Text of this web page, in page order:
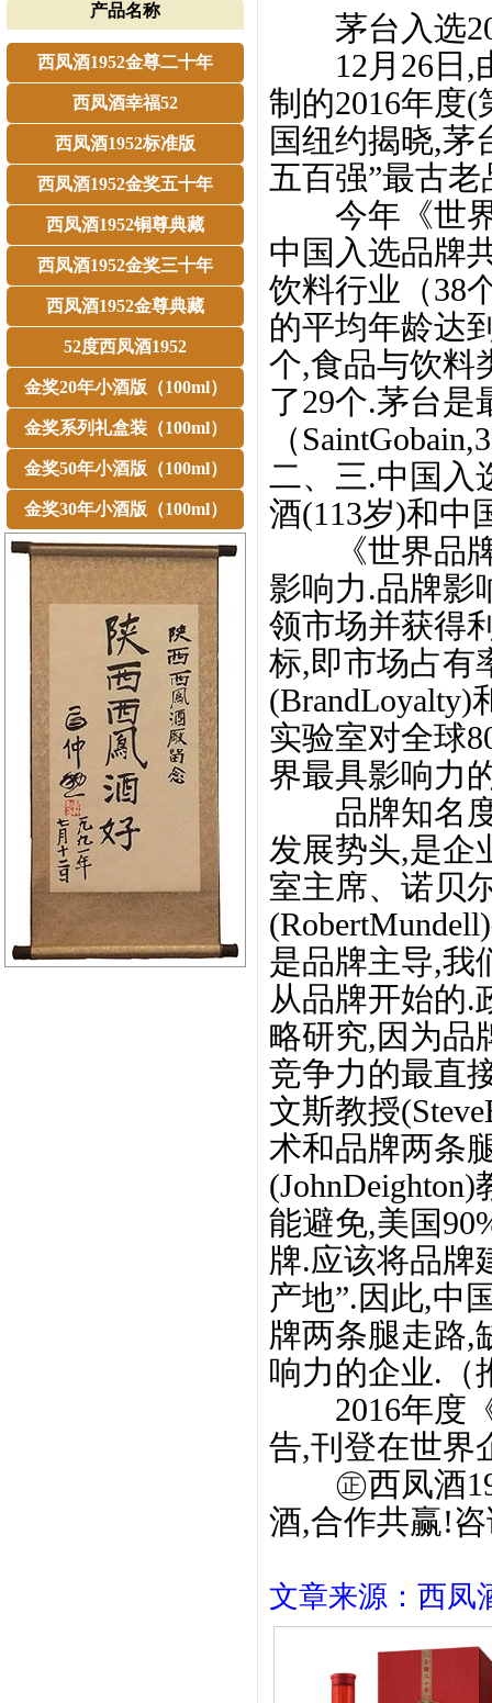
产品名称
西凤酒1952金尊二十年
西凤酒幸福52
西凤酒1952标准版
西凤酒1952金奖五十年
西凤酒1952铜尊典藏
西凤酒1952金奖三十年
西凤酒1952金尊典藏
52度西凤酒1952
金奖20年小酒版（100ml）
金奖系列礼盒装（100ml）
金奖50年小酒版（100ml）
金奖30年小酒版（100ml）
茅台入选
12月26日,由
制的2016年度
国纽约揭晓,茅
五百强”最古老
今年《世界
中国入选品牌
饮料行业（38
的平均年龄达
个,食品与饮料
了29个.茅台是
（
二、三.中国入
酒(113岁)和中
《世界品牌
影响力.品牌影
领市场并获得
标,即市场占有
(BrandLoyalty)
实验室对全球
界最具影响力
品牌知名度
发展势头,是企
室主席、诺贝
是品牌主导,我
从品牌开始的.
略研究,因为品
竞争力的最直
文斯教授
术和品牌两条
能避免,美国
牌.应该将品牌
产地”.因此,中
牌两条腿走路,
响力的企业.（
2016年度《
告,刊登在世界
㊣西凤酒
酒,合作共赢!咨
文章来源：西凤